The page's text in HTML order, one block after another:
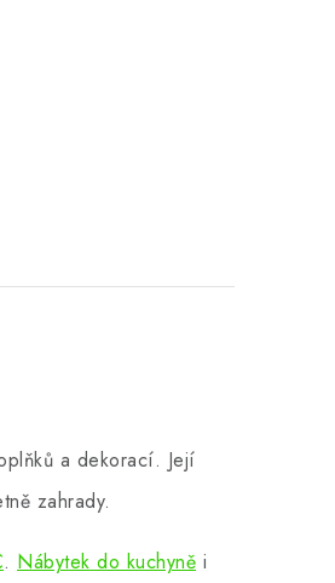
a dekorací. Její
zahrady.
. Nábytek do kuchyně i